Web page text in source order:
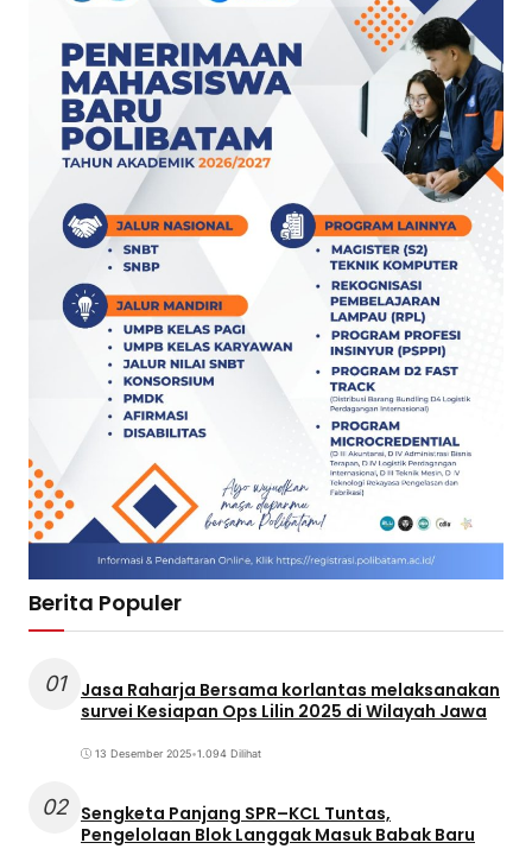
Berita Populer
01
Jasa Raharja Bersama korlantas melaksanakan
survei Kesiapan Ops Lilin 2025 di Wilayah Jawa
13 Desember 2025•1.094 Dilihat
02 Sengketa Panjang SPR–KCL Tuntas,
Pengelolaan Blok Langgak Masuk Babak Baru